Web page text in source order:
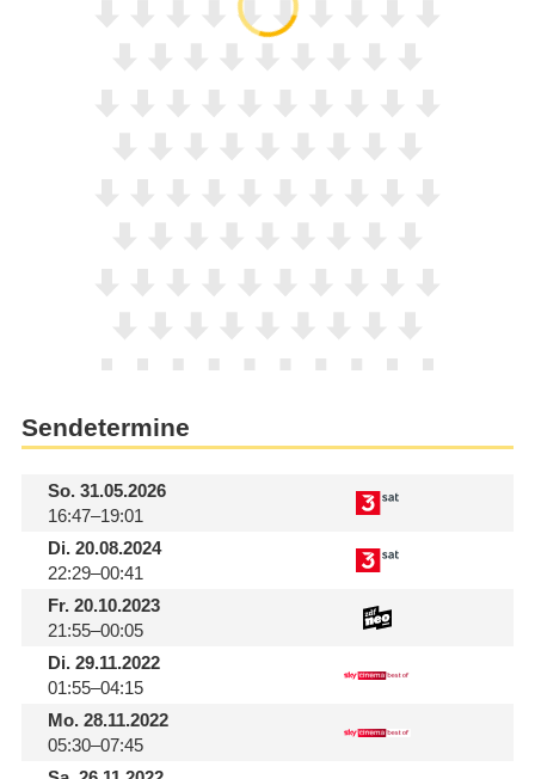
Sendetermine
So.31.05.2026
16:47–19:01
Di.20.08.2024
22:29–00:41
Fr.20.10.2023
21:55–00:05
Di.29.11.2022
01:55–04:15
Mo.28.11.2022
05:30–07:45